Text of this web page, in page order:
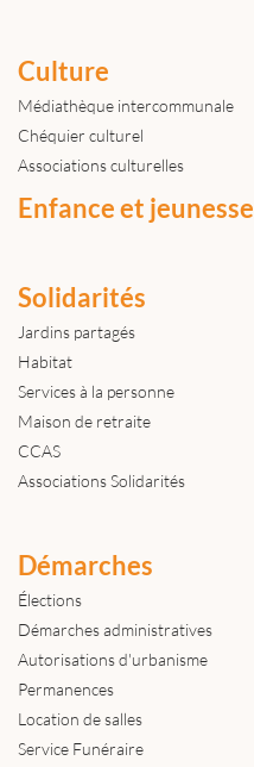
Culture
Médiathèque intercommunale
Chéquier culturel
Associations culturelles
Enfance et jeunesse
Solidarités
Jardins partagés
Habitat
Services à la personne
Maison de retraite
CCAS
Associations Solidarités
Démarches
Élections
Démarches administratives
Autorisations d'urbanisme
Permanences
Location de salles
Service Funéraire